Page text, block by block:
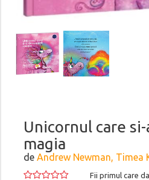
Unicornul care
magia
de Andrew Newman, Timea
Fii primul care